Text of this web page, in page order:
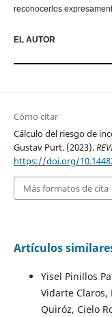
reconocerlos
EL AUTOR
Cómo citar
Cálculo del riesgo de
Gustav Purt. (2023).
https://doi.org/
Más formatos de cita
Artículos
Yisel Pinillos
Vidarte Claros,
Quiróz, Cielo